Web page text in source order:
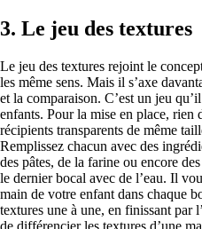
3. Le jeu des textures
Le jeu des textures rejoint le
les même sens. Mais il s’axe
et la comparaison. C’est un jeu
enfants. Pour la mise en place, rien
récipients transparents de même
Remplissez chacun avec des
des pâtes, de la farine ou encore
le dernier bocal avec de l’eau. Il
main de votre enfant dans chaque
textures une à une, en finissant par